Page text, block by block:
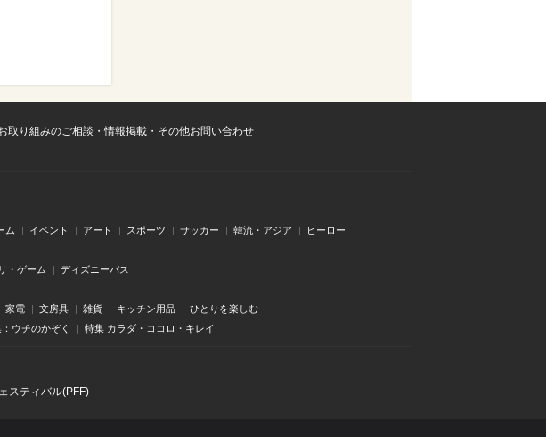
取り組みのご相談・情報掲載・その他お問い合わせ
ム イベント アート スポーツ サッカー 韓流・アジア ヒーロー
・ゲーム ディズニーパス
家電 文房具 雑貨 キッチン用品 ひとりを楽しむ
ウチのかぞく 特集 カラダ・ココロ・キレイ
スティバル(PFF)